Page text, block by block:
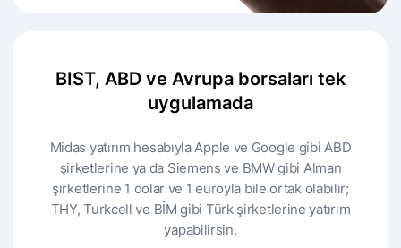
BIST, ABD ve Avrupa borsaları tek
uygulamada
Midas yatırım hesabıyla Apple ve Google gibi ABD
şirketlerine ya da Siemens ve BMW gibi Alman
şirketlerine 1 dolar ve 1 euroyla bile ortak olabilir;
THY, Turkcell ve BİM gibi Türk şirketlerine yatırım
yapabilirsin.